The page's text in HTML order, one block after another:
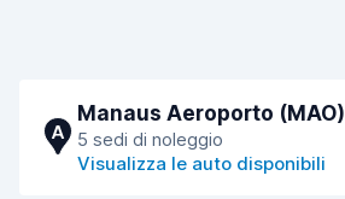
A
Manaus Aeroporto (MAO)
5 sedi di noleggio
Visualizza le auto disponibili